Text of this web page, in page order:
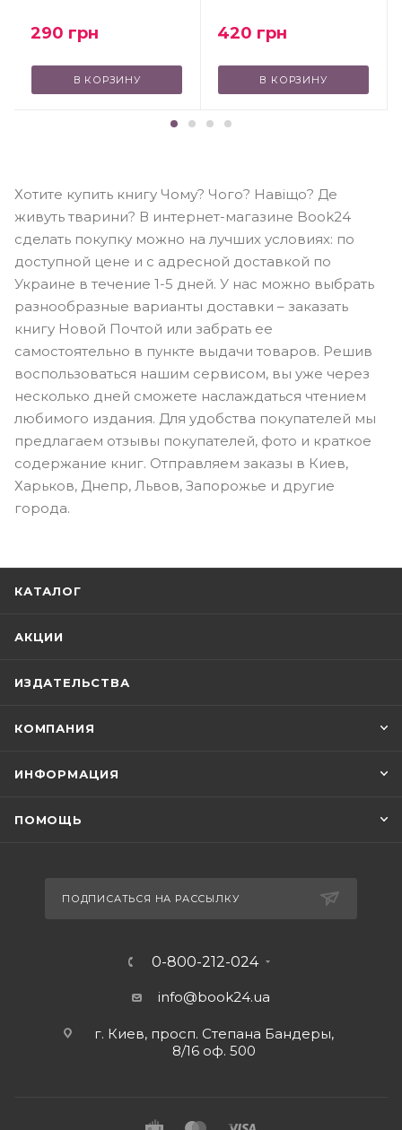
290 грн
В КОРЗИНУ
420 грн
В КОРЗИНУ
Хотите купить книгу Чому? Чого? Навіщо? Де
живуть тварини? В интернет-магазине Book24
сделать покупку можно на лучших условиях: по
доступной цене и с адресной доставкой по
Украине в течение 1-5 дней. У нас можно выбрать
разнообразные варианты доставки – заказать
книгу Новой Почтой или забрать ее
самостоятельно в пункте выдачи товаров. Решив
воспользоваться нашим сервисом, вы уже через
несколько дней сможете наслаждаться чтением
любимого издания. Для удобства покупателей мы
предлагаем отзывы покупателей, фото и краткое
содержание книг. Отправляем заказы в Киев,
Харьков, Днепр, Львов, Запорожье и другие
города.
КАТАЛОГ
АКЦИИ
ИЗДАТЕЛЬСТВА
КОМПАНИЯ
ИНФОРМАЦИЯ
ПОМОЩЬ
ПОДПИСАТЬСЯ НА РАССЫЛКУ
0-800-212-024
info@book24.ua
г. Киев, просп. Степана Бандеры,
8/16 оф. 500